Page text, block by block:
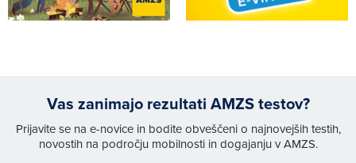
Vas zanimajo rezultati AMZS testov?
Prijavite se na e-novice in bodite obveščeni o najnovejših testih,
novostih na področju mobilnosti in dogajanju v AMZS.